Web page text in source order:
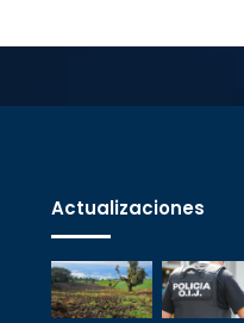
Actualizaciones